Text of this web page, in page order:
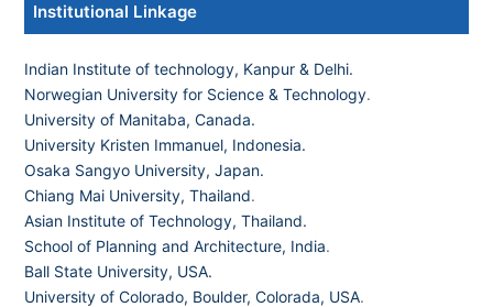
Institutional Linkage
Indian Institute of technology, Kanpur & Delhi.
Norwegian University for Science & Technology.
University of Manitaba, Canada.
University Kristen Immanuel, Indonesia.
Osaka Sangyo University, Japan.
Chiang Mai University, Thailand.
Asian Institute of Technology, Thailand.
School of Planning and Architecture, India.
Ball State University, USA.
University of Colorado, Boulder, Colorada, USA.